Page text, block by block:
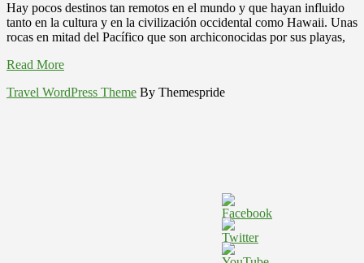
Hay pocos destinos tan remotos en el mundo y que hayan influido
tanto en la cultura y en la civilización occidental como Hawaii. Unas
rocas en mitad del Pacífico que son archiconocidas por sus playas,
Read More
Travel WordPress Theme By Themespride